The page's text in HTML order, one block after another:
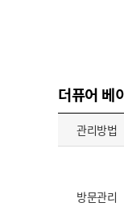
더퓨어 베
관리방법
방문관리